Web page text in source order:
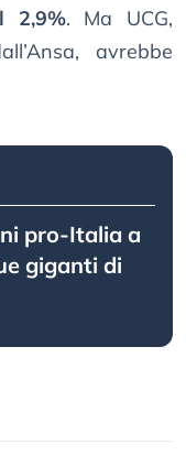
2,9%. Ma UCG,
avrebbe
pro-Italia a
giganti di